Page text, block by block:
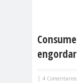
| 4 Comentarios